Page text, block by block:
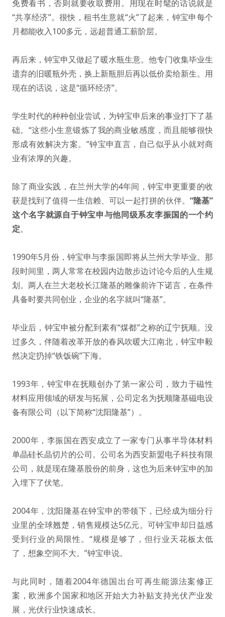
免费看书，否则就要收取费用。用现在时髦的话说就是
“共享经济”。很快，租书生意就“火”了起来，钟宝申每个
月都能收入100多元，远超普通工薪阶层。
再后来，钟宝申又做起了暖水瓶生意。他专门收集毕业生
遗弃的旧暖瓶外壳，换上新瓶胆后再以低价卖给新生。用
现在的话说，这是“循环经济”。
学生时代的种种创业尝试，为钟宝申后来的事业打下了基
础。“这些小生意锻炼了我的商业敏感度，而且能够很快
形成有效解决方案。”钟宝申直言，自己似乎从小就对商
业有浓厚的兴趣。
除了商业实践，在兰州大学的4年间，钟宝申更重要的收
获是找到了值得一生信赖、可以一起打拼的伙伴。 “隆基”
这个名字就源自于钟宝申与他同级系友李振国的一个约
定。
1990年5月份，钟宝申与李振国即将从兰州大学毕业。那
段时间里，两人常常在校园内边散步边讨论今后的人生规
划。两人在兰大老校长江隆基的雕像前许下诺言，在条件
具备时要共同创业，企业的名字就叫“隆基”。
毕业后，钟宝申被分配到素有“煤都”之称的辽宁抚顺。没
过多久，伴随着改革开放的春风吹暖大江南北，钟宝申毅
然决定扔掉“铁饭碗”下海。
1993年，钟宝申在抚顺创办了第一家公司，致力于磁性
材料应用领域的研发与拓展，公司定名为抚顺隆基磁电设
备有限公司（以下简称“沈阳隆基”）。
2000年，李振国在西安成立了一家专门从事半导体材料
单晶硅长晶切片的公司。公司名为西安新盟电子科技有限
公司，就是现在隆基股份的前身，这也为后来钟宝申的加
入埋下了伏笔。
2004年，沈阳隆基在钟宝申的带领下，已经成为细分行
业里的全球翘楚，销售规模达5亿元。可钟宝申却日益感
受到行业的局限性。“规模是够了，但行业天花板太低
了，想象空间不大。”钟宝申说。
与此同时，随着2004年德国出台可再生能源法案修正
案，欧洲多个国家和地区开始大力补贴支持光伏产业发
展，光伏行业快速成长。